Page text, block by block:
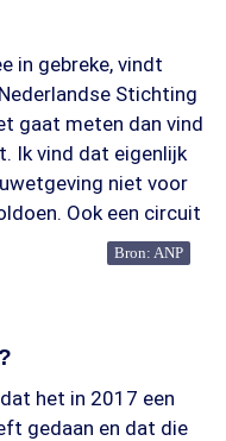
in gebreke, vindt
Stichting
gaat meten dan vind
Ik vind dat eigenlijk
niet voor
Ook een circuit
Bron: ANP
het in 2017 een
gedaan en dat die